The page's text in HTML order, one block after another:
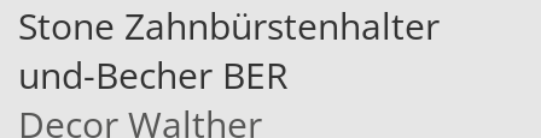
Stone Zahnbürstenhalter
und-Becher BER
Decor Walther